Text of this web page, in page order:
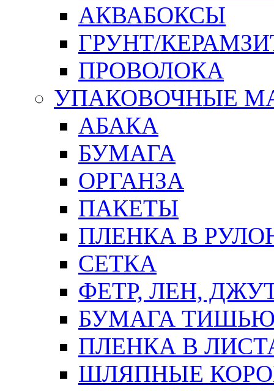
АКВАБОКСЫ
ГРУНТ/
ПРОВОЛОКА
УПАКОВОЧНЫЕ
АБАКА
БУМАГА
ОРГАНЗА
ПАКЕТЫ
ПЛЕНКА В
СЕТКА
ФЕТР, ЛЕН,
БУМАГА
ПЛЕНКА В
ШЛЯПНЫЕ